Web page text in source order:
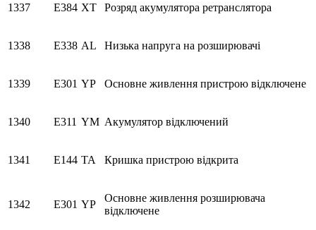
1337 E384 XT Розряд акумулятора ретранслятора
1338 E338 AL Низька напруга на розширювачі
1339 E301 YP Основне живлення пристрою відключене
1340 E311 YM Акумулятор відключений
1341 E144 TA Кришка пристрою відкрита
1342 E301 YP
Основне живлення розширювача
відключене